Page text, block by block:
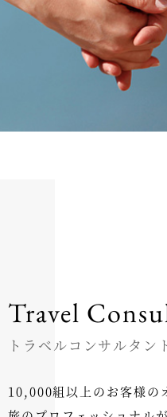
Travel
トラベルコンサルタン
10,000組以上のお客様の